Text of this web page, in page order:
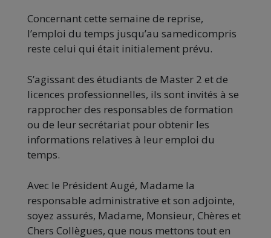
Concernant cette semaine de reprise,
l’emploi du temps jusqu’au samedicompris
reste celui qui était initialement prévu.
S’agissant des étudiants de Master 2 et de
licences professionnelles, ils sont invités à se
rapprocher des responsables de formation
ou de leur secrétariat pour obtenir les
informations relatives à leur emploi du
temps.
Avec le Président Augé, Madame la
responsable administrative et son adjointe,
soyez assurés, Madame, Monsieur, Chères et
Chers Collègues, que nous mettons tout en